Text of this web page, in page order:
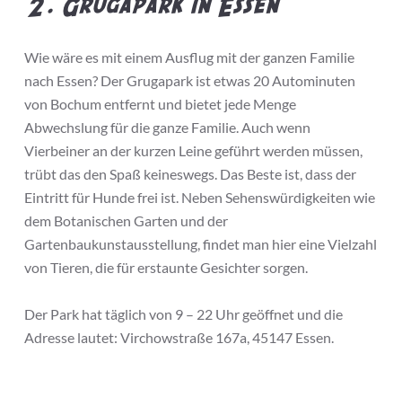
Wie wäre es mit einem Ausflug mit der ganzen Familie
nach Essen? Der Grugapark ist etwas 20 Autominuten
von Bochum entfernt und bietet jede Menge
Abwechslung für die ganze Familie. Auch wenn
Vierbeiner an der kurzen Leine geführt werden müssen,
trübt das den Spaß keineswegs. Das Beste ist, dass der
Eintritt für Hunde frei ist. Neben Sehenswürdigkeiten wie
dem Botanischen Garten und der
Gartenbaukunstausstellung, findet man hier eine Vielzahl
von Tieren, die für erstaunte Gesichter sorgen.
Der Park hat täglich von 9 – 22 Uhr geöffnet und die
Adresse lautet: Virchowstraße 167a, 45147 Essen.